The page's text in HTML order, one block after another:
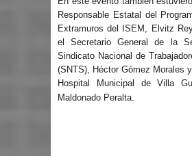
Responsable Estatal del
Extramuros del ISEM, Elvitz
el Secretario General de la
Sindicato Nacional de
(SNTS), Héctor Gómez Morales
Hospital Municipal de Villa
Maldonado Peralta.